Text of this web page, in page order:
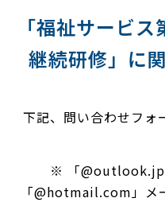
「福祉サービ
継続研修」に
下記、問い合わせフォ
※ 「@outlook.jp
「@hotmail.com」メ